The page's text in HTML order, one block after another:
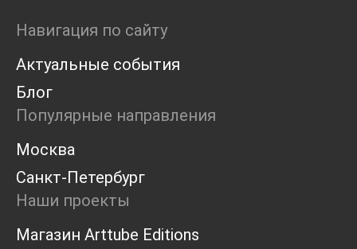
Ярмарка
Open call
Экскурсия
Дискуссия
Cosmoscow 2024
Blazar 2024
Встречи
Круглый стол
Навигация по сайту
Актуальные события
Блог
Популярные направления
Москва
Санкт-Петербург
Наши проекты
Магазин Arttube Editions